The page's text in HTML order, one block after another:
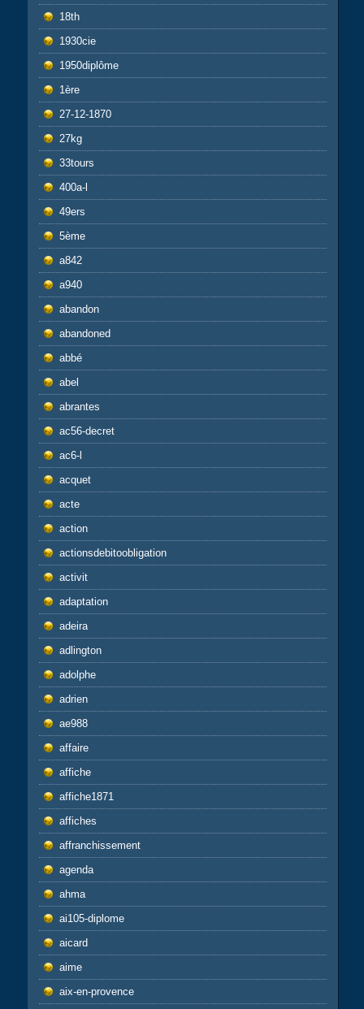
18th
1930cie
1950diplôme
1ère
27-12-1870
27kg
33tours
400a-l
49ers
5ème
a842
a940
abandon
abandoned
abbé
abel
abrantes
ac56-decret
ac6-l
acquet
acte
action
actionsdebitoobligation
activit
adaptation
adeira
adlington
adolphe
adrien
ae988
affaire
affiche
affiche1871
affiches
affranchissement
agenda
ahma
ai105-diplome
aicard
aime
aix-en-provence